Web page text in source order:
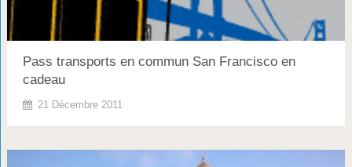
Pass transports en commun San Francisco en
cadeau
21 Décembre 2011